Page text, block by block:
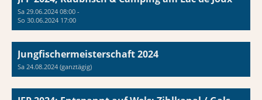
Sa 29.06.2024 08:00 -
So 30.06.2024 17:00
Jungfischermeisterschaft 2024
Sa 24.08.2024 (ganztägig)